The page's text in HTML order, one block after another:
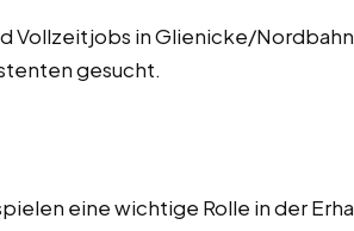
Vollzeitjobs in Glienicke/
gesucht.
eine wichtige Rolle in der